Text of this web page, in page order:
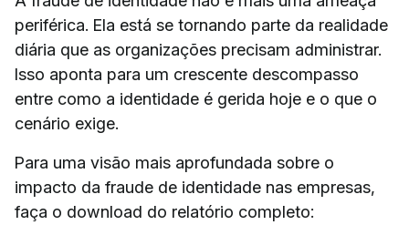
periférica. Ela está se tornando parte da realidade
diária que as organizações precisam administrar.
Isso aponta para um crescente descompasso
entre como a identidade é gerida hoje e o que o
cenário exige.
Para uma visão mais aprofundada sobre o
impacto da fraude de identidade nas empresas,
faça o download do relatório completo: